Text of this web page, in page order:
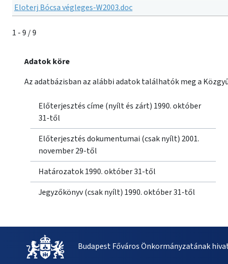
Eloterj Bócsa végleges-W2003.doc
1 - 9 / 9
Adatok köre
Az adatbázisban az alábbi adatok találhatók meg a
Előterjesztés címe (nyílt és zárt) 1990. október
31-től
Előterjesztés dokumentumai (csak nyílt) 2001.
november 29-től
Határozatok 1990. október 31-től
Jegyzőkönyv (csak nyílt) 1990. október 31-től
Budapest Főváros Önkormányzatának